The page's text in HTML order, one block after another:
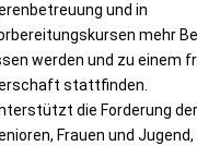
und in
mehr
werden und zu einem
stattfinden.
die Forderung
Frauen und